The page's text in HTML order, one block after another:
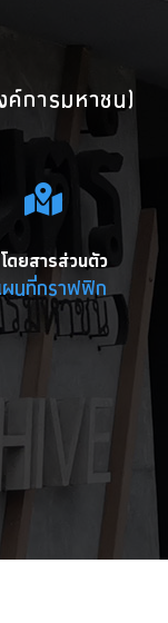
ค์การมหาชน)
ดยสารส่วนตัว
นที่กราฟฟิก